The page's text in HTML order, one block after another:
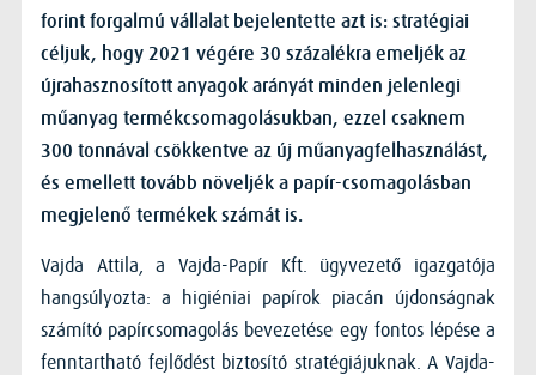
forint forgalmú vállalat bejelentette azt is: stratégiai
céljuk, hogy 2021 végére 30 százalékra emeljék az
újrahasznosított anyagok arányát minden jelenlegi
műanyag termékcsomagolásukban, ezzel csaknem
300 tonnával csökkentve az új műanyagfelhasználást,
és emellett tovább növeljék a papír-csomagolásban
megjelenő termékek számát is.
Vajda Attila, a Vajda-Papír Kft. ügyvezető igazgatója
hangsúlyozta: a higiéniai papírok piacán újdonságnak
számító papírcsomagolás bevezetése egy fontos lépése a
fenntartható fejlődést biztosító stratégiájuknak. A Vajda-